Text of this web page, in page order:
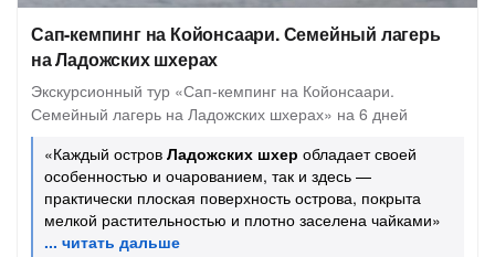
Сап-кемпинг на Койонсаари. Семейный лагерь
на Ладожских шхерах
Экскурсионный тур «Сап-кемпинг на Койонсаари.
Семейный лагерь на Ладожских шхерах» на 6 дней
«Каждый остров Ладожских шхер обладает своей
особенностью и очарованием, так и здесь —
практически плоская поверхность острова, покрыта
мелкой растительностью и плотно заселена чайками»